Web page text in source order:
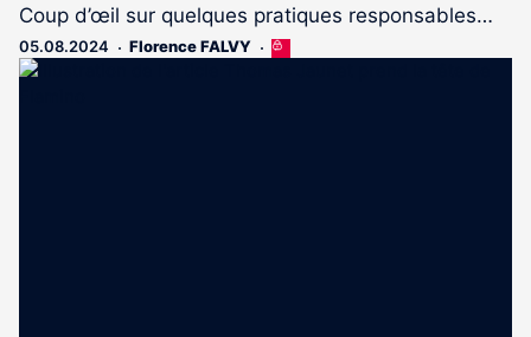
Coup d’œil sur quelques pratiques responsables…
05.08.2024 Florence FALVY
Cet